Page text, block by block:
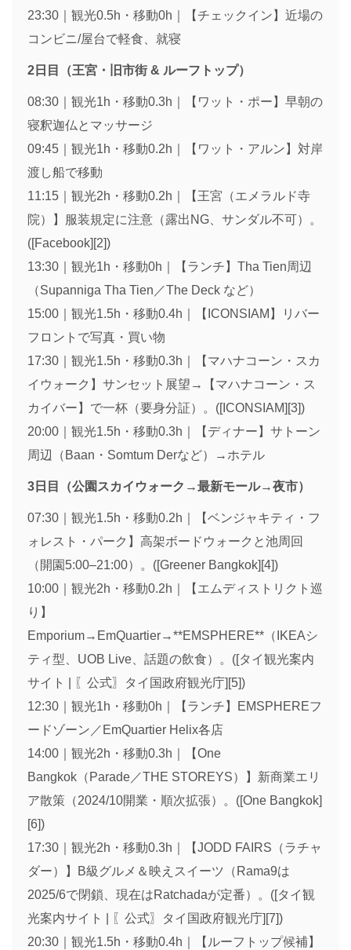
23:30｜観光0.5h・移動0h｜【チェックイン】近場の
コンビニ/屋台で軽食、就寝
2日目（王宮・旧市街 & ルーフトップ）
08:30｜観光1h・移動0.3h｜【ワット・ポー】早朝の
寝釈迦仏とマッサージ
09:45｜観光1h・移動0.2h｜【ワット・アルン】対岸
渡し船で移動
11:15｜観光2h・移動0.2h｜【王宮（エメラルド寺
院）】服装規定に注意（露出NG、サンダル不可）。
([Facebook][2])
13:30｜観光1h・移動0h｜【ランチ】Tha Tien周辺
（Supanniga Tha Tien／The Deck など）
15:00｜観光1.5h・移動0.4h｜【ICONSIAM】リバー
フロントで写真・買い物
17:30｜観光1.5h・移動0.3h｜【マハナコーン・スカ
イウォーク】サンセット展望→【マハナコーン・ス
カイバー】で一杯（要身分証）。([ICONSIAM][3])
20:00｜観光1.5h・移動0.3h｜【ディナー】サトーン
周辺（Baan・Somtum Derなど）→ホテル
3日目（公園スカイウォーク→最新モール→夜市）
07:30｜観光1.5h・移動0.2h｜【ベンジャキティ・フ
ォレスト・パーク】高架ボードウォークと池周回
（開園5:00–21:00）。([Greener Bangkok][4])
10:00｜観光2h・移動0.2h｜【エムディストリクト巡
り】
Emporium→EmQuartier→**EMSPHERE**（IKEAシ
ティ型、UOB Live、話題の飲食）。([タイ観光案内
サイト | 〖公式〗タイ国政府観光庁][5])
12:30｜観光1h・移動0h｜【ランチ】EMSPHEREフ
ードゾーン／EmQuartier Helix各店
14:00｜観光2h・移動0.3h｜【One
Bangkok（Parade／THE STOREYS）】新商業エリ
ア散策（2024/10開業・順次拡張）。([One Bangkok]
[6])
17:30｜観光2h・移動0.3h｜【JODD FAIRS（ラチャ
ダー）】B級グルメ＆映えスイーツ（Rama9は
2025/6で閉鎖、現在はRatchadaが定番）。([タイ観
光案内サイト | 〖公式〗タイ国政府観光庁][7])
20:30｜観光1.5h・移動0.4h｜【ルーフトップ候補】